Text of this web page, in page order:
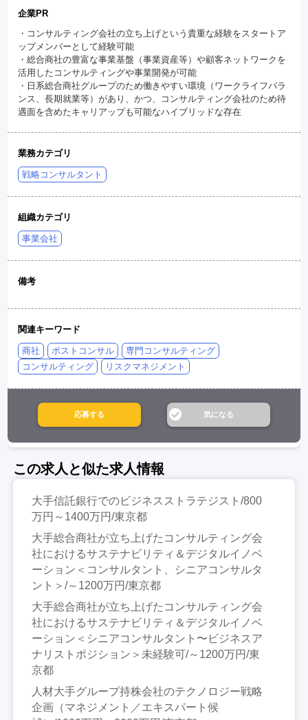
企業PR
・コンサルティング会社の立ち上げという貴重な経験をスタートア
ップメンバーとして経験可能
・総合商社の豊富な事業基盤（事業資産等）や顧客ネットワークを
活用したコンサルティングや事業開発が可能
・日系総合商社グループのため働きやすい環境（ワークライフバラ
ンス、長期就業等）があり、かつ、コンサルティング会社のため待
遇面を含めたキャリアップも可能なハイブリッドな存在
業務カテゴリ
戦略コンサルタント
組織カテゴリ
事業会社
備考
関連キーワード
商社 ポストコンサル
専門コンサルティング
コンサルティング
リスクマネジメント
この求人と似た求人情報
大手信託銀行でのビジネスストラテジスト/800
万円～1400万円/東京都
大手総合商社が立ち上げたコンサルティング会
社におけるサステナビリティ＆デジタルイノベ
ーション＜コンサルタント、シニアコンサルタ
ント＞/～1200万円/東京都
大手総合商社が立ち上げたコンサルティング会
社におけるサステナビリティ＆デジタルイノベ
ーション＜シニアコンサルタント〜ビジネスア
ナリストポジション＞未経験可/～1200万円/東
京都
人材大手グループ持株会社のテクノロジー戦略
企画（マネジメント／エキスパート候